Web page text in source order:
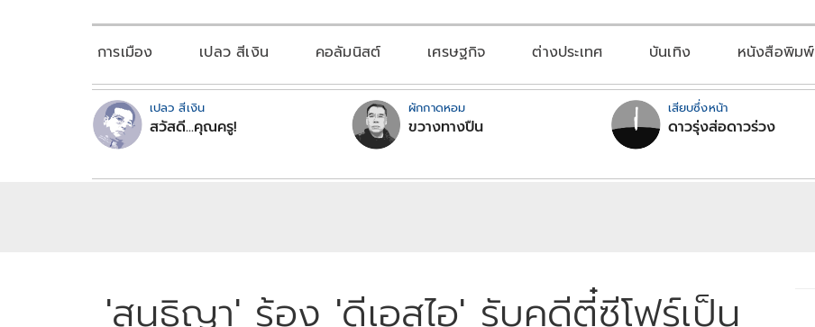
การเมือง เปลว สีเงิน คอลัมนิสต์ เศรษฐกิจ ต่างประเทศ บันเทิง หนังสือพิมพ์
เปลว สีเงิน
สวัสดี...คุณครู!
ผักกาดหอม
ขวางทางปืน
เสียบซึ่งหน้า
ดาวรุ่งส่อดาวร่วง
'สนธิญา' ร้อง 'ดีเอสไอ' รับคดีตี๋ซีโฟร์เป็น